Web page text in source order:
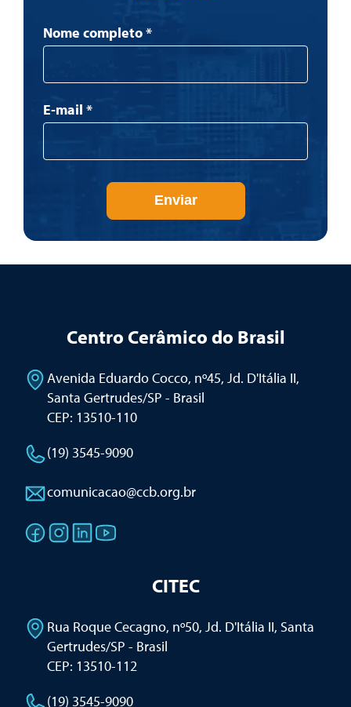
Newsletter
Nome completo*
E-mail *
Enviar
Centro Cerâmico do Brasil
Avenida Eduardo Cocco, nº45, Jd. D'Itália II,
Santa Gertrudes/SP - Brasil
CEP: 13510-110
(19) 3545-9090
comunicacao@ccb.org.br
CITEC
Rua Roque Cecagno, nº50, Jd. D'Itália II, Santa
Gertrudes/SP - Brasil
CEP: 13510-112
(19) 3545-9090